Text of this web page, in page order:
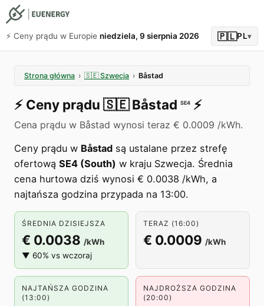
⚡️ Ceny prądu w Europie niedziela, 9 sierpnia 2026 🇵🇱PL▾
Strona główna › 🇸🇪 Szwecja › Båstad
⚡️ Ceny prądu 🇸🇪 Båstad SE4 ⚡️
Cena prądu w Båstad wynosi teraz € 0.0009 /kWh.
Ceny prądu w Båstad są ustalane przez strefę
ofertową SE4 (South) w kraju Szwecja. Średnia
cena hurtowa dziś wynosi € 0.0038 /kWh, a
najtańsza godzina przypada na 13:00.
ŚREDNIA DZISIEJSZA
€ 0.0038 /kWh
▼ 60% vs wczoraj
TERAZ (16:00)
€ 0.0009 /kWh
NAJTAŃSZA GODZINA
(13:00)
NAJDROŻSZA GODZINA
(20:00)